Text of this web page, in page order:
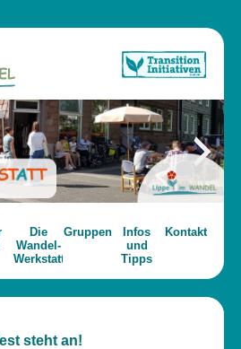
Die
Wandel-
Werkstatt
Gruppen
Infos
und
Tipps
Kontakt
steht an!